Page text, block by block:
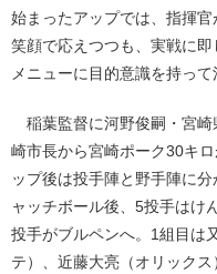
始まったアップでは、指揮
笑顔で応えつつも、実戦に
メニューに目的意識を持っ
稲葉監督に河野俊嗣・宮崎
崎市長から宮崎ポーク30キ
ップ後は投手陣と野手陣に
ャッチボール後、5投手はけ
投手がブルペンへ。1組目は
テ）、近藤大亮（オリックス